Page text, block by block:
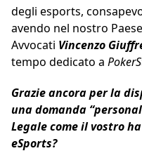
degli esports,
avendo nel nostro
Avvocati Vincenzo
tempo dedicato a
Grazie ancora per la
una domanda
Legale come il vostro
eSports?